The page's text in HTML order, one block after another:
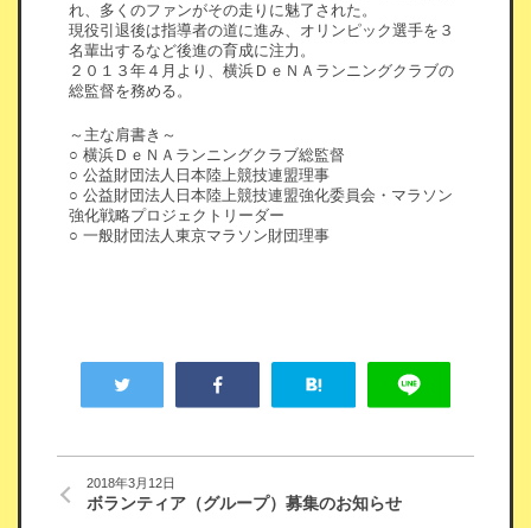
れ、多くのファンがその走りに魅了された。
現役引退後は指導者の道に進み、オリンピック選手を３
名輩出するなど後進の育成に注力。
２０１３年４月より、横浜ＤｅＮＡランニングクラブの
総監督を務める。
～主な肩書き～
○ 横浜ＤｅＮＡランニングクラブ総監督
○ 公益財団法人日本陸上競技連盟理事
○ 公益財団法人日本陸上競技連盟強化委員会・マラソン
強化戦略プロジェクトリーダー
○ 一般財団法人東京マラソン財団理事
2018年3月12日
ボランティア（グループ）募集のお知らせ